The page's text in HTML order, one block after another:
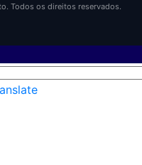
Todos os direitos reservados.